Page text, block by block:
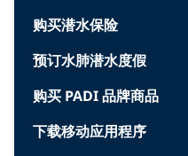
购买潜水保险
预订水肺潜水度假
购买 PADI 品牌商品
下载移动应用程序